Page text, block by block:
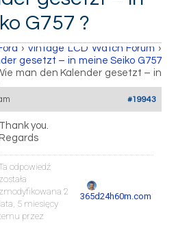
G757 ?
› Vintage LCD Watch Forum ›
gesetzt – in meine Seiko G757
man den Kalender gesetzt – in
#19943
Thank you.
Regards
odpowiedź
została
zmodyfikowana 2
lata, 5 miesięcy
przez
365d24h60m.com.